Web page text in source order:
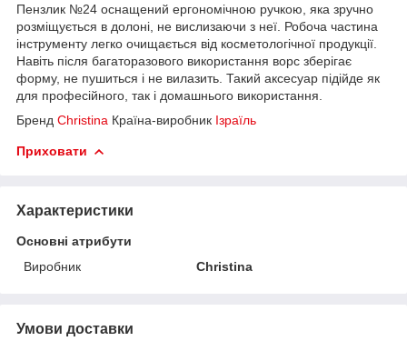
Пензлик №24 оснащений ергономічною ручкою, яка зручно
розміщується в долоні, не вислизаючи з неї. Робоча частина
інструменту легко очищається від косметологічної продукції.
Навіть після багаторазового використання ворс зберігає
форму, не пушиться і не вилазить. Такий аксесуар підійде як
для професійного, так і домашнього використання.
Бренд Christina Країна-виробник Ізраїль
Приховати
Характеристики
Основні атрибути
Виробник
Christina
Умови доставки